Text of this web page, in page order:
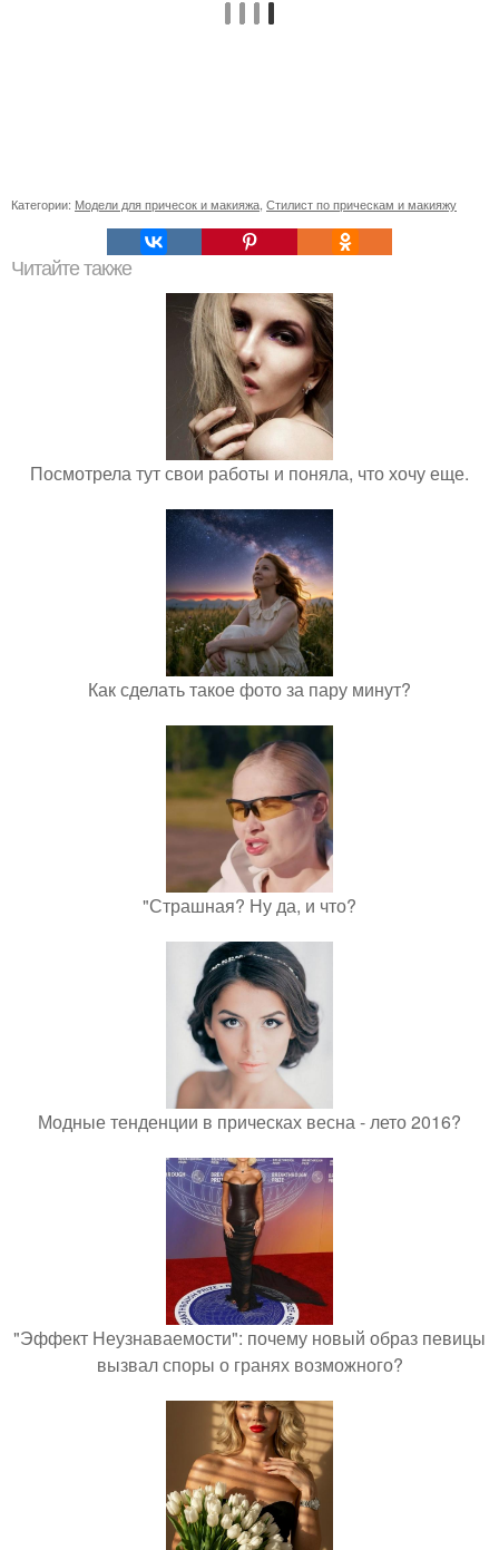
Категории: Модели для причесок и макияжа Стилист по прическам и макияжу
Читайте также
Посмотрела тут свои работы и поняла, что хочу еще.
Как сделать такое фото за пару минут?
"Страшная? Ну да, и что?
Модные тенденции в прическах весна - лето 2016?
"Эффект Неузнаваемости": почему новый образ певицы
вызвал споры о гранях возможного?